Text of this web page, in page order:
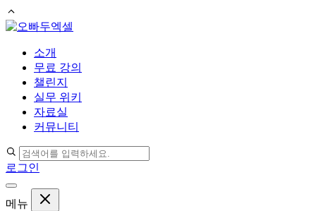
컨
소개
무료 강의
챌린지
실무 위키
자료실
커뮤니티
로그인
메뉴